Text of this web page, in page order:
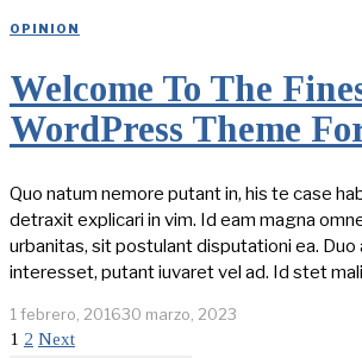
OPINION
Welcome To The
WordPress Theme
Quo natum nemore putant in, his te case
detraxit explicari in vim. Id eam magna
urbanitas, sit postulant disputationi ea. Duo
interesset, putant iuvaret vel ad. Id stet
1 febrero, 201630 marzo, 2023
1 2 Next